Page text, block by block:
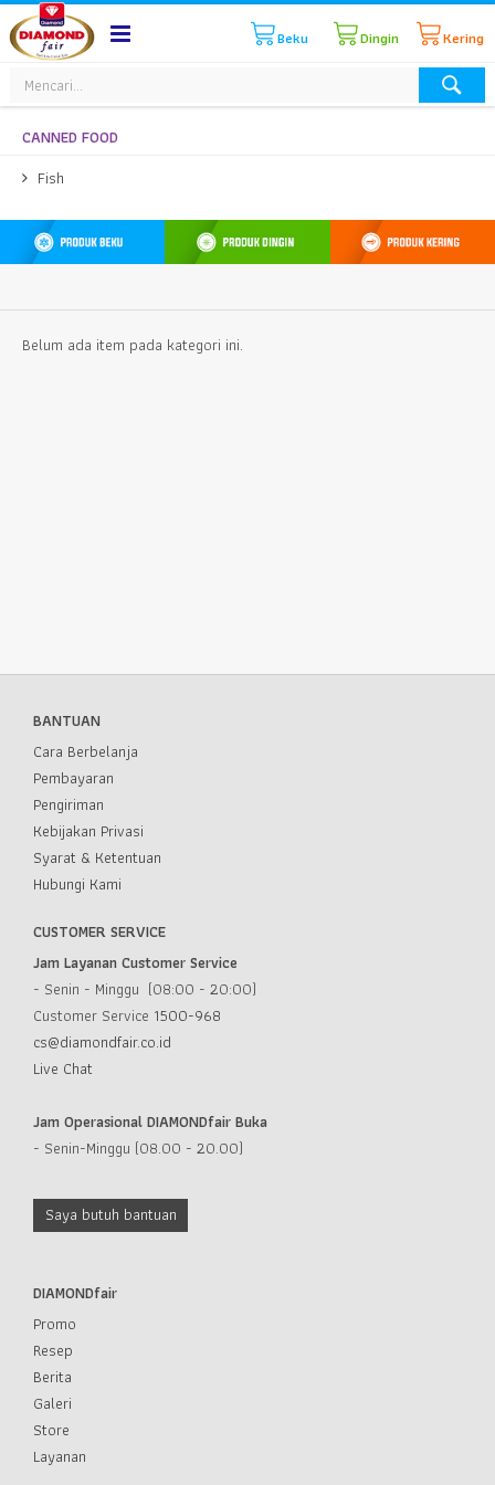
Kering
Dingin
Beku
CANNED FOOD
Fish
Belum ada item pada kategori ini.
BANTUAN
Cara Berbelanja
Pembayaran
Pengiriman
Kebijakan Privasi
Syarat & Ketentuan
Hubungi Kami
CUSTOMER SERVICE
Jam Layanan Customer Service
- Senin - Minggu (08:00 - 20:00)
Customer Service 1500-968
cs@diamondfair.co.id
Live Chat
Jam Operasional DIAMONDfair Buka
- Senin-Minggu (08.00 - 20.00)
Saya butuh bantuan
DIAMONDfair
Promo
Resep
Berita
Galeri
Store
Layanan